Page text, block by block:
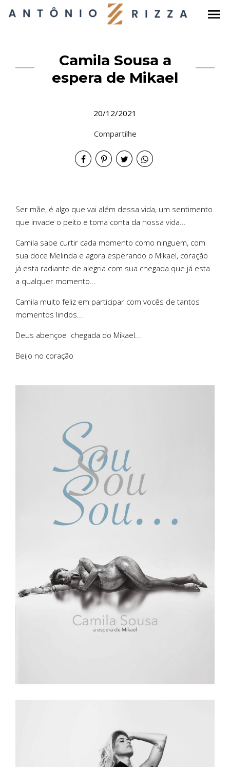
menu
Camila Sousa a
espera de Mikael
20/12/2021
Compartilhe
Ser mãe, é algo que vai além dessa vida, um sentimento
que invade o peito e toma conta da nossa vida...
Camila sabe curtir cada momento como ninguem, com
sua doce Melinda e agora esperando o Mikael, coração
já esta radiante de alegria com sua chegada que já esta
a qualquer momento...
Camila muito feliz em participar com vocês de tantos
momentos lindos...
Deus abençoe chegada do Mikael...
Beijo no coração